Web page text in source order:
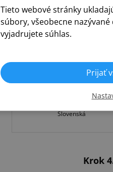
Slovenská
Krok
Tieto webové stránky
súbory, všeobecne
vyjadrujete súhlas.
Prijať